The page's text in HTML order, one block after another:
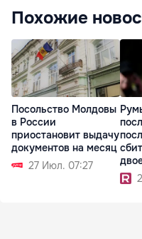
Похожие
Посольство Молдовы
в России
приостановит выдачу
документов на месяц
27 Июл. 07:27